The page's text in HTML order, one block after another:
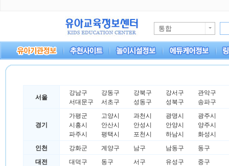
통합
서울
강남구 강동구 강북구 강서구
관악구
서대문구
서초구 성동구 성북구 송파구
경기
가평군 고양시 과천시 광명시
광주시
시흥시
안산시 안성시 안양시
양주시
파주시
평택시 포천시 하남시
화성시
인천
강화군 계양구 남구 남동구
동구
대전
대덕구 동구 서구 유성구 중구